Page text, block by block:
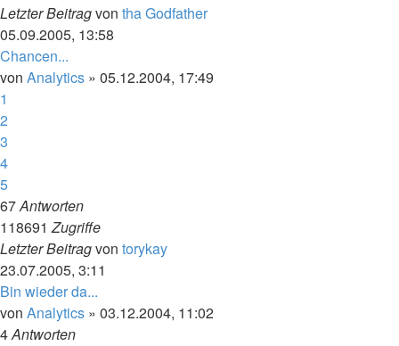
Letzter Beitragvon tha Godfather
05.09.2005, 13:58
Chancen...
von Analytics » 05.12.2004, 17:49
1
2
3
4
5
67Antworten
118691Zugriffe
Letzter Beitragvon torykay
23.07.2005, 3:11
Bin wieder da...
von Analytics » 03.12.2004, 11:02
4Antworten